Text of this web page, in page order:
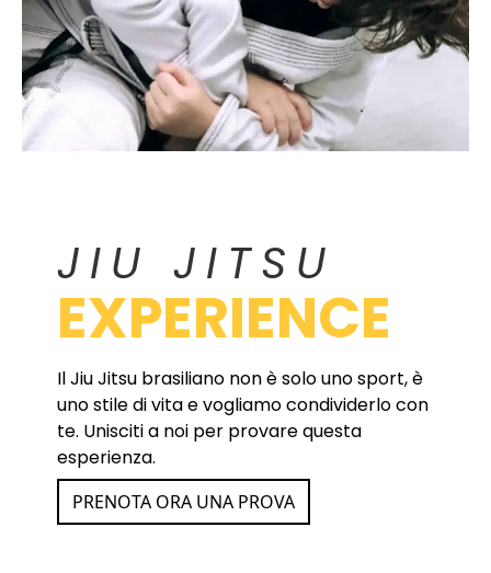
JIU JITSU
EXPERIENCE
Il Jiu Jitsu brasiliano non è solo uno sport, è
uno stile di vita e vogliamo condividerlo con
te. Unisciti a noi per provare questa
esperienza.
PRENOTA ORA UNA PROVA